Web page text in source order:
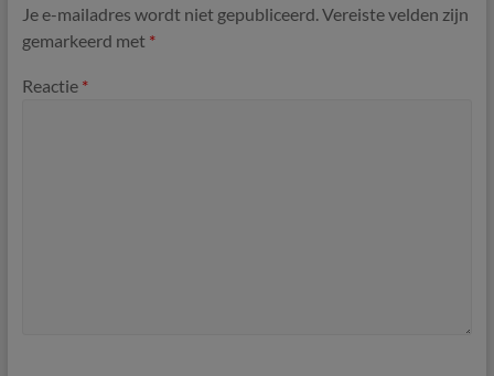
Je e-mailadres wordt niet gepubliceerd. Vereiste velden zijn
gemarkeerd met *
Reactie *